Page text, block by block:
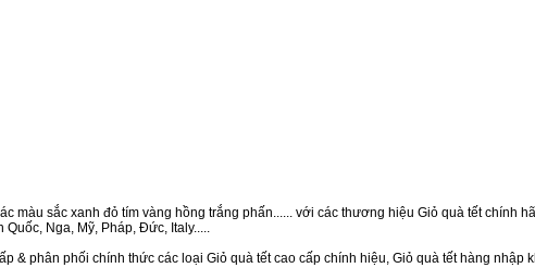
màu sắc xanh đỏ tím vàng hồng trắng phấn...... với các thương hiệu Giỏ quà tết chính
Nga, Mỹ, Pháp, Đức, Italy.....
& phân phối chính thức các loại Giỏ quà tết cao cấp chính hiệu, Giỏ quà tết hàng